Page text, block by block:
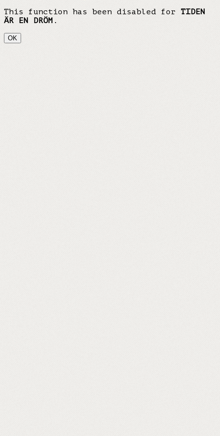
This function has been disabled for TIDEN
ÄR EN DRÖM .
OK